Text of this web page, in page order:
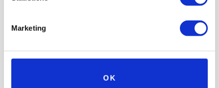
Marketing
OK